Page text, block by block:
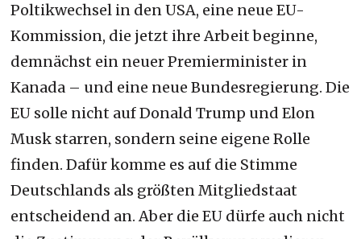
Poltikwechsel in den USA, eine neue EU-
Kommission, die jetzt ihre Arbeit beginne,
demnächst ein neuer Premierminister in
Kanada – und eine neue Bundesregierung. Die
EU solle nicht auf Donald Trump und Elon
Musk starren, sondern seine eigene Rolle
finden. Dafür komme es auf die Stimme
Deutschlands als größten Mitgliedstaat
entscheidend an. Aber die EU dürfe auch nicht